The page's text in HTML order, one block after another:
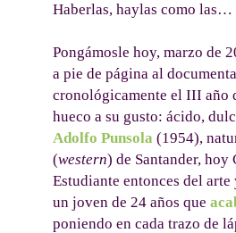
Haberlas, haylas como las…
Pongámosle hoy, marzo de
a pie de página al
cronológicamente el III
hueco a su gusto: ácido,
Adolfo Punsola (1954),
(western) de Santander, hoy
Estudiante entonces del
un joven de 24 años que
poniendo en cada trazo de